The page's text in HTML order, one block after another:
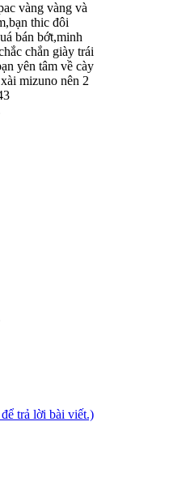
vàng vàng và
thic đôi
bán bớt,minh
chắn giày trái
yên tâm về cày
mizuno nên 2
trả lời bài viết.)